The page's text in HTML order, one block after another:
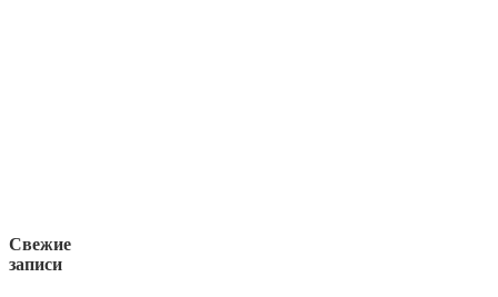
Свежие
записи